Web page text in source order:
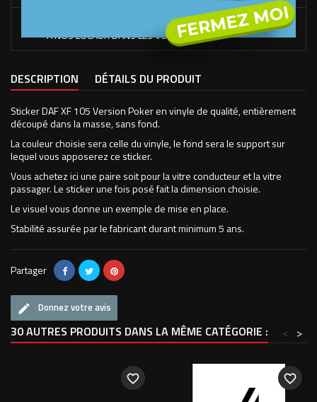
À NOS LOCAUX DANS LES VOSGES.
DESCRIPTION DÉTAILS DU PRODUIT
Sticker DAF XF 105 Version Poker en vinyle de qualité, entièrement
découpé dans la masse, sans fond.
La couleur choisie sera celle du vinyle, le fond sera le support sur
lequel vous apposerez ce sticker.
Vous achetez ici une paire soit pour la vitre conducteur et la vitre
passager. Le sticker une fois posé fait la dimension choisie.
Le visuel vous donne un exemple de mise en place.
Stabilité assurée par le fabricant durant minimum 5 ans.
Partager
Donnez votre avis
30 AUTRES PRODUITS DANS LA MÊME CATÉGORIE : >
<
favorite_border favorite_border
FERMEZ MOI